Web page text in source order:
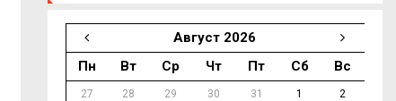
Август 2026
Пн
Вт Ср Чт Пт Сб Вс
27 28 29 30 31 1 2